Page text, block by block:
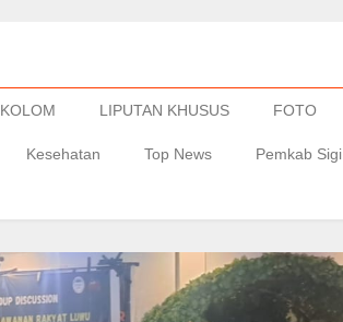
KOLOM LIPUTAN KHUSUS FOTO
Kesehatan Top News Pemkab Sigi